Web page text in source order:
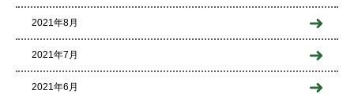
2021年8月
2021年7月
2021年6月